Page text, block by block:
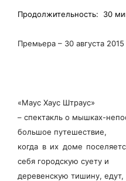
Продолжительность: 30
Премьера – 30 августа 2015
«Маус Хаус Штраус»
– спектакль о мышках-
большое путешествие,
когда в их доме
себя городскую суету и
деревенскую тишину, едут,